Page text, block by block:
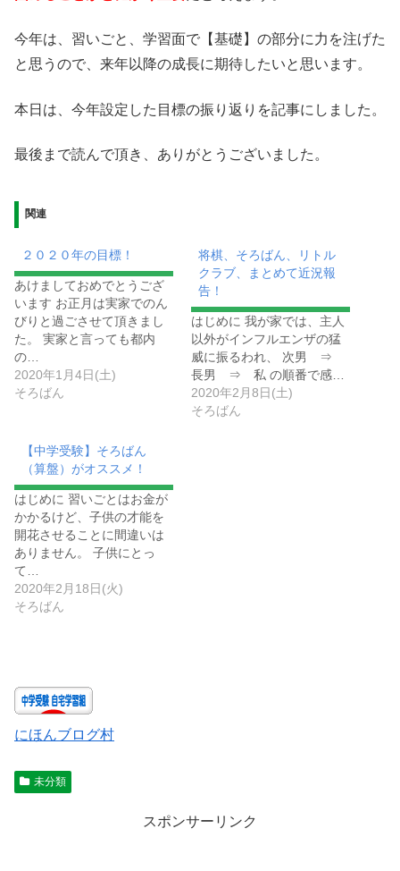
今年は、習いごと、学習面で【基礎】の部分に力を注げた
と思うので、来年以降の成長に期待したいと思います。
本日は、今年設定した目標の振り返りを記事にしました。
最後まで読んで頂き、ありがとうございました。
関連
２０２０年の目標！
あけましておめでとうござ
います お正月は実家でのん
びりと過ごさせて頂きまし
た。 実家と言っても都内
の…
2020年1月4日(土)
そろばん
将棋、そろばん、リトル
クラブ、まとめて近況報
告！
はじめに 我が家では、主人
以外がインフルエンザの猛
威に振るわれ、 次男 ⇒
長男 ⇒ 私 の順番で感…
2020年2月8日(土)
そろばん
【中学受験】そろばん
（算盤）がオススメ！
はじめに 習いごとはお金が
かかるけど、子供の才能を
開花させることに間違いは
ありません。 子供にとっ
て…
2020年2月18日(火)
そろばん
にほんブログ村
未分類
スポンサーリンク